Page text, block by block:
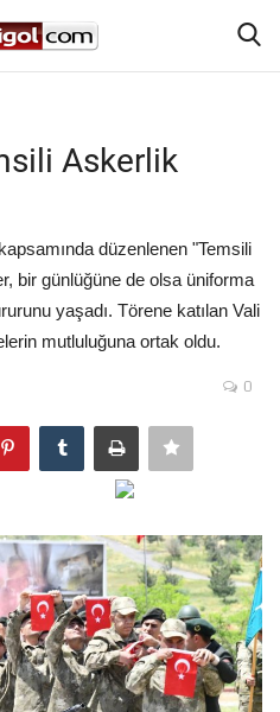
Askerlik
düzenlenen "Temsili
bir günlüğüne de olsa üniforma
yaşadı. Törene katılan Vali
mutluluğuna ortak oldu.
0